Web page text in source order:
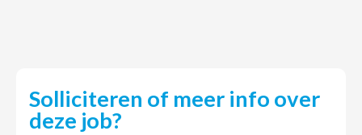
Solliciteren of meer info over
deze job?